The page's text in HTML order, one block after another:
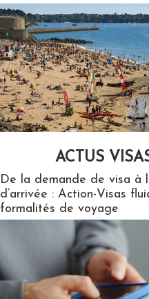
ACTUS
De la demande de visa à
d’arrivée : Action-Visas
formalités de voyage